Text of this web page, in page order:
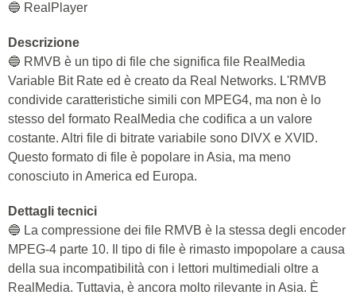
🔵 RealPlayer
Descrizione
🔵 RMVB è un tipo di file che significa file RealMedia
Variable Bit Rate ed è creato da Real Networks. L'RMVB
condivide caratteristiche simili con MPEG4, ma non è lo
stesso del formato RealMedia che codifica a un valore
costante. Altri file di bitrate variabile sono DIVX e XVID.
Questo formato di file è popolare in Asia, ma meno
conosciuto in America ed Europa.
Dettagli tecnici
🔵 La compressione dei file RMVB è la stessa degli encoder
MPEG-4 parte 10. Il tipo di file è rimasto impopolare a causa
della sua incompatibilità con i lettori multimediali oltre a
RealMedia. Tuttavia, è ancora molto rilevante in Asia. È